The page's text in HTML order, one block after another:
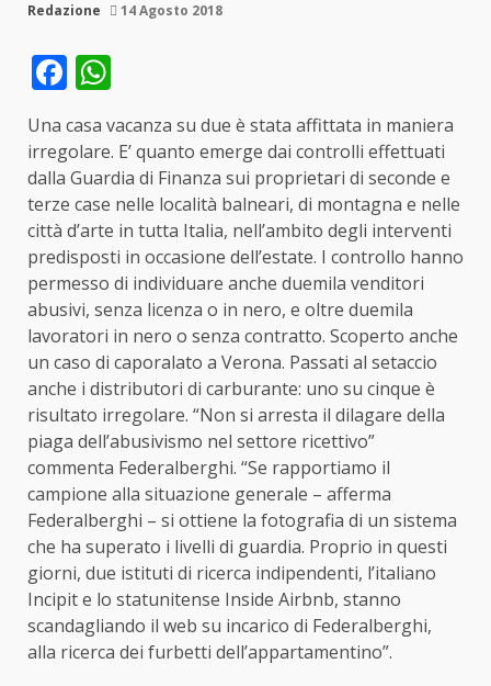
Redazione 14 Agosto 2018
Facebook
Una casa vacanza su due è stata affittata in maniera
irregolare. E’ quanto emerge dai controlli effettuati
dalla Guardia di Finanza sui proprietari di seconde e
terze case nelle località balneari, di montagna e nelle
città d’arte in tutta Italia, nell’ambito degli interventi
predisposti in occasione dell’estate. I controllo hanno
permesso di individuare anche duemila venditori
abusivi, senza licenza o in nero, e oltre duemila
lavoratori in nero o senza contratto. Scoperto anche
un caso di caporalato a Verona. Passati al setaccio
anche i distributori di carburante: uno su cinque è
risultato irregolare. “Non si arresta il dilagare della
piaga dell’abusivismo nel settore ricettivo”
commenta Federalberghi. “Se rapportiamo il
campione alla situazione generale – afferma
Federalberghi – si ottiene la fotografia di un sistema
che ha superato i livelli di guardia. Proprio in questi
giorni, due istituti di ricerca indipendenti, l’italiano
Incipit e lo statunitense Inside Airbnb, stanno
scandagliando il web su incarico di Federalberghi,
alla ricerca dei furbetti dell’appartamentino”.